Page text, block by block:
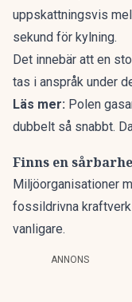
uppskattningsvis
sekund för kylning.
Det innebär att en
tas i anspråk under
Läs mer: Polen
dubbelt så snabbt.
Finns en
Miljöorganisationer
fossildrivna
vanligare.
ANNONS